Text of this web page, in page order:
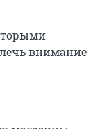
внимание